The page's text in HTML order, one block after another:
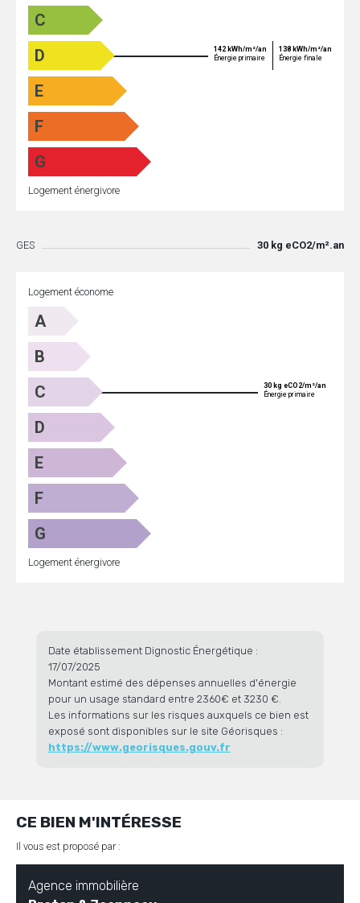
C
D
142 kWh/m²/an
Énergie primaire
138 kWh/m²/an
Énergie finale
E
F
G
Logement énergivore
GES 30 kg eCO2/m².an
Logement économe
A
B
C
30 kg eCO2/m²/an
Énergie primaire
D
E
F
G
Logement énergivore
Date établissement Dignostic Énergétique :
17/07/2025
Montant estimé des dépenses annuelles d'énergie
pour un usage standard entre 2360€ et 3230 €.
Les informations sur les risques auxquels ce bien est
exposé sont disponibles sur le site Géorisques :
https://www.georisques.gouv.fr
CE BIEN M'INTÉRESSE
Il vous est proposé par :
Agence immobilière